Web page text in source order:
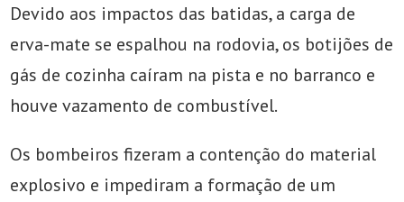
Devido aos impactos das batidas, a carga de
erva-mate se espalhou na rodovia, os botijões de
gás de cozinha caíram na pista e no barranco e
houve vazamento de combustível.
Os bombeiros fizeram a contenção do material
explosivo e impediram a formação de um